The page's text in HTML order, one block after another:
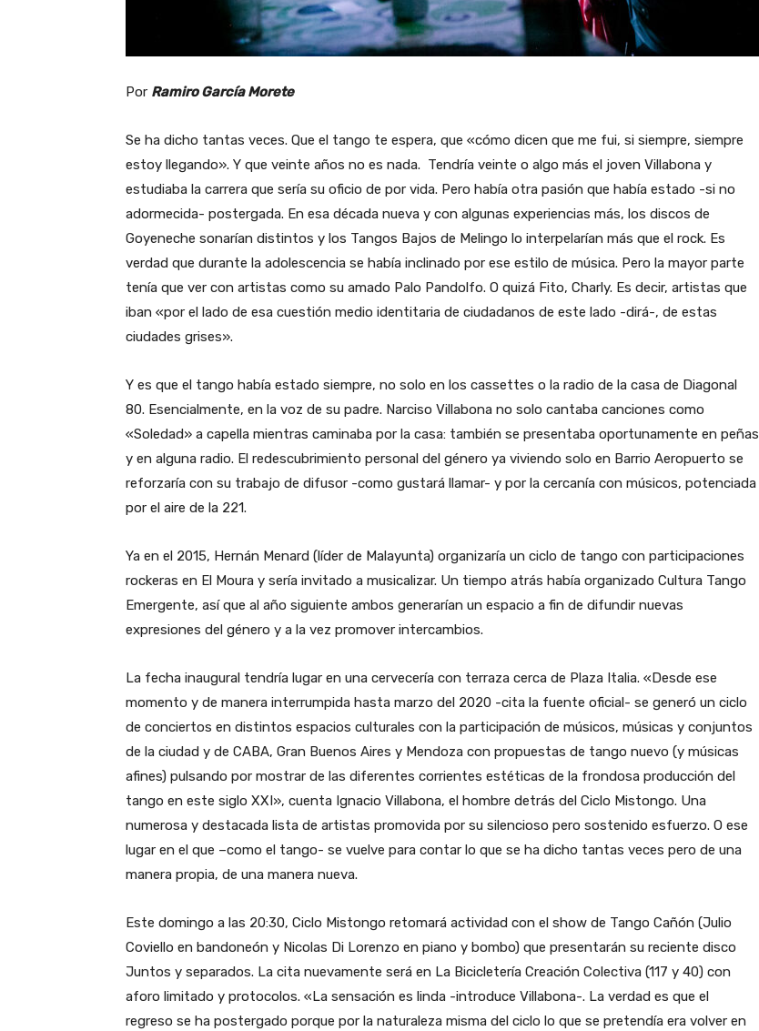
Por Ramiro García Morete
Se ha dicho tantas veces. Que el tango te espera, que «cómo dicen que me fui, si siempre, siempre
estoy llegando». Y que veinte años no es nada. Tendría veinte o algo más el joven Villabona y
estudiaba la carrera que sería su oficio de por vida. Pero había otra pasión que había estado -si no
adormecida- postergada. En esa década nueva y con algunas experiencias más, los discos de
Goyeneche sonarían distintos y los Tangos Bajos de Melingo lo interpelarían más que el rock. Es
verdad que durante la adolescencia se había inclinado por ese estilo de música. Pero la mayor parte
tenía que ver con artistas como su amado Palo Pandolfo. O quizá Fito, Charly. Es decir, artistas que
iban «por el lado de esa cuestión medio identitaria de ciudadanos de este lado -dirá-, de estas
ciudades grises».
Y es que el tango había estado siempre, no solo en los cassettes o la radio de la casa de Diagonal
80. Esencialmente, en la voz de su padre. Narciso Villabona no solo cantaba canciones como
«Soledad» a capella mientras caminaba por la casa: también se presentaba oportunamente en peñas
y en alguna radio. El redescubrimiento personal del género ya viviendo solo en Barrio Aeropuerto se
reforzaría con su trabajo de difusor -como gustará llamar- y por la cercanía con músicos, potenciada
por el aire de la 221.
Ya en el 2015, Hernán Menard (líder de Malayunta) organizaría un ciclo de tango con participaciones
rockeras en El Moura y sería invitado a musicalizar. Un tiempo atrás había organizado Cultura Tango
Emergente, así que al año siguiente ambos generarían un espacio a fin de difundir nuevas
expresiones del género y a la vez promover intercambios.
La fecha inaugural tendría lugar en una cervecería con terraza cerca de Plaza Italia. «Desde ese
momento y de manera interrumpida hasta marzo del 2020 -cita la fuente oficial- se generó un ciclo
de conciertos en distintos espacios culturales con la participación de músicos, músicas y conjuntos
de la ciudad y de CABA, Gran Buenos Aires y Mendoza con propuestas de tango nuevo (y músicas
afines) pulsando por mostrar de las diferentes corrientes estéticas de la frondosa producción del
tango en este siglo XXI», cuenta Ignacio Villabona, el hombre detrás del Ciclo Mistongo. Una
numerosa y destacada lista de artistas promovida por su silencioso pero sostenido esfuerzo. O ese
lugar en el que –como el tango- se vuelve para contar lo que se ha dicho tantas veces pero de una
manera propia, de una manera nueva.
Este domingo a las 20:30, Ciclo Mistongo retomará actividad con el show de Tango Cañón (Julio
Coviello en bandoneón y Nicolas Di Lorenzo en piano y bombo) que presentarán su reciente disco
Juntos y separados. La cita nuevamente será en La Bicicletería Creación Colectiva (117 y 40) con
aforo limitado y protocolos. «La sensación es linda -introduce Villabona-. La verdad es que el
regreso se ha postergado porque por la naturaleza misma del ciclo lo que se pretendía era volver en